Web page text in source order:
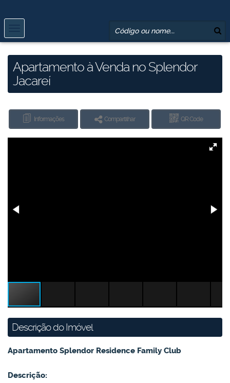
Apartamento à Venda no Splendor
Jacareí
Informações Compartilhar QR Code
Descrição do Imóvel
Apartamento Splendor Residence Family Club
Descrição: